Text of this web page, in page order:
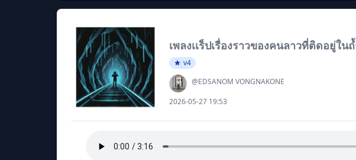
เพลงเเร็ปเรื่องราวของคนลาวที่ติดอยู่ใ
v4
@EDSANOM VONGNAKONE
2026-05-27 19:53